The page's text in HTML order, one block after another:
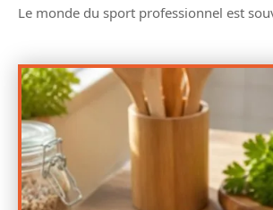
Le monde du sport professionnel est